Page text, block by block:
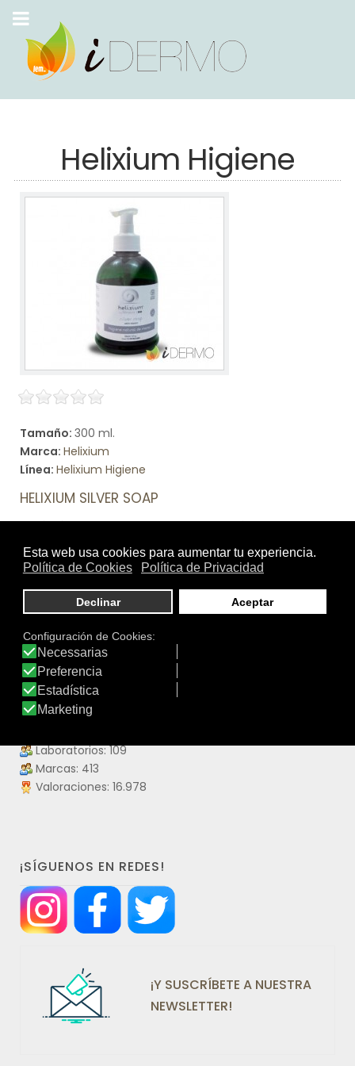
Helixium Higiene
Tamaño: 300 ml.
Marca: Helixium
Línea: Helixium Higiene
HELIXIUM SILVER SOAP
Jabón líquido obtenido por saponificación de aceite de
oliva orgánico, girasol orgánico y aceite de coco
orgánico.
Ver producto
DATOS IDERMO
Productos: 4.475
Laboratorios: 109
Marcas: 413
Valoraciones: 16.978
¡SÍGUENOS EN REDES!
¡Y SUSCRÍBETE A NUESTRA
NEWSLETTER!